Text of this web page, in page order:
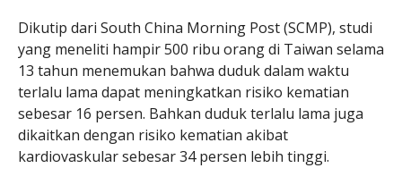
Dikutip dari South China Morning Post (SCMP), studi
yang meneliti hampir 500 ribu orang di Taiwan selama
13 tahun menemukan bahwa duduk dalam waktu
terlalu lama dapat meningkatkan risiko kematian
sebesar 16 persen. Bahkan duduk terlalu lama juga
dikaitkan dengan risiko kematian akibat
kardiovaskular sebesar 34 persen lebih tinggi.